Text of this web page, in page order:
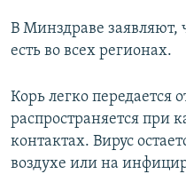
В Минздраве заявляют,
есть во всех регионах.
Корь легко передается
распространяется при
контактах. Вирус
воздухе или на